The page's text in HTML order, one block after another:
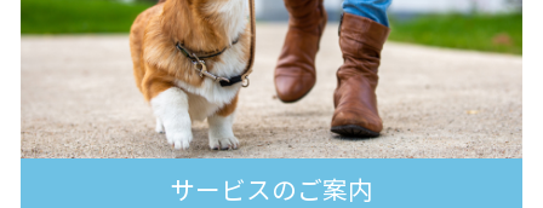
サービスのご案内